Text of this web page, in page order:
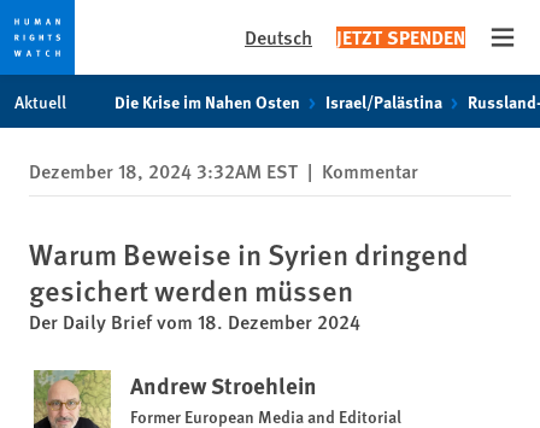
Skip
to
privacy
notice
Skip
to
content
Deutsch JETZT SPENDEN
Aktuell Die Krise im Nahen Osten Israel/Palästina
Dezember 18, 2024 3:32AM EST | Kommentar
Warum Beweise in Syrien dringend
gesichert werden müssen
Der Daily Brief vom 18. Dezember 2024
Andrew Stroehlein
Former European Media and Editorial